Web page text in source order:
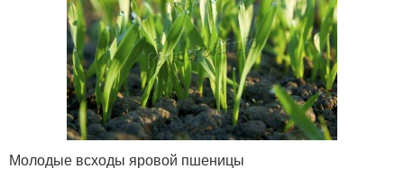
Молодые всходы яровой пшеницы